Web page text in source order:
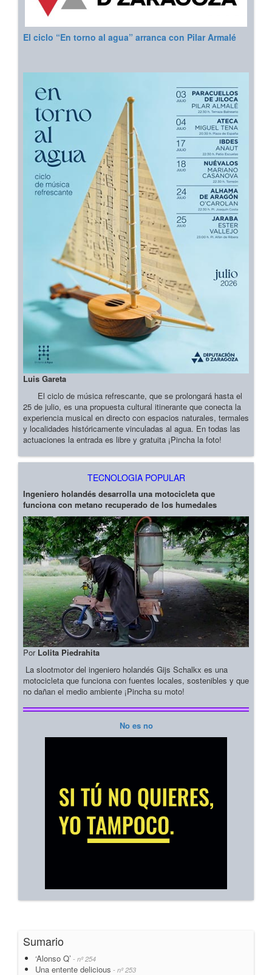
El ciclo “En torno al agua” arranca con Pilar Armalé
Luis Gareta
El ciclo de música refrescante, que se prolongará hasta el
25 de julio, es una propuesta cultural itinerante que conecta la
experiencia musical en directo con espacios naturales, termales
y localidades históricamente vinculadas al agua. En todas las
actuaciones la entrada es libre y gratuita ¡Pincha la foto!
TECNOLOGIA POPULAR
Ingeniero holandés desarrolla una motocicleta que
funciona con metano recuperado de los humedales
Por Lolita Piedrahita
La slootmotor del ingeniero holandés Gijs Schalkx es una
motocicleta que funciona con fuentes locales, sostenibles y que
no dañan el medio ambiente ¡Pincha su moto!
No es no
Sumario
‘Alonso Q’ - nº 254
Una entente delicious - nº 253